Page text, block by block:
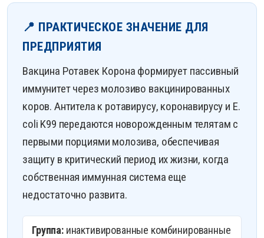
📍 ПРАКТИЧЕСКОЕ ЗНАЧЕНИЕ ДЛЯ
ПРЕДПРИЯТИЯ
Вакцина Ротавек Корона формирует пассивный
иммунитет через молозиво вакцинированных
коров. Антитела к ротавирусу, коронавирусу и E.
coli K99 передаются новорожденным телятам с
первыми порциями молозива, обеспечивая
защиту в критический период их жизни, когда
собственная иммунная система еще
недостаточно развита.
Группа:инактивированные комбинированные